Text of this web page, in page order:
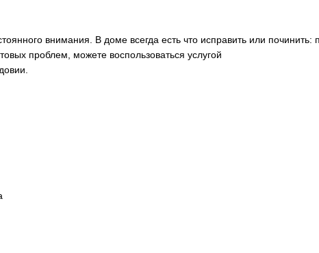
внимания. В доме всегда есть что исправить или починить:
проблем, можете воспользоваться услугой